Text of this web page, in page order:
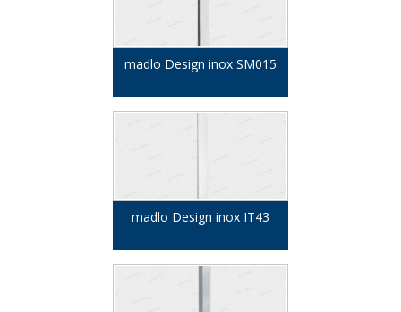
madlo Design inox SM015
madlo Design inox IT43